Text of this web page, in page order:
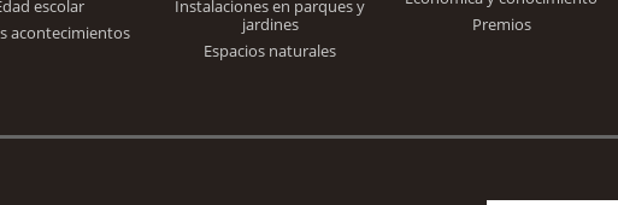
escolar
acontecimientos
Instalaciones en parques y
jardines
Espacios naturales
Premios